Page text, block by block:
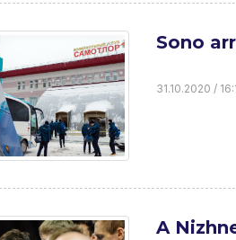
Sono
31.10.2020 /
A